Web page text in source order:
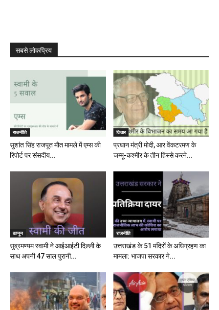
सबसे लोकप्रिय
राजनीति
सुशांत सिंह राजपूत मौत मामले में एम्स की
रिपोर्ट पर संसदीय...
विचार
प्रधान मंत्री मोदी, आर वेंकटरमण के
जम्मू-कश्मीर के तीन हिस्से करने...
कानून
सुब्रमण्यम स्वामी ने आईआईटी दिल्ली के
साथ अपनी 47 साल पुरानी...
राजनीति
उत्तराखंड के 51 मंदिरों के अधिग्रहण का
मामला: भाजपा सरकार ने...